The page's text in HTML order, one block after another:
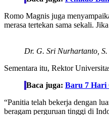
Romo Magnis juga
merasa tertekan sama sekali.
Dr. G. Sri Nurhartanto,
Sementara itu, Rektor
Baca juga: Baru 7 Hari
“Panitia telah bekerja dengan
beragam perguruan tinggi di